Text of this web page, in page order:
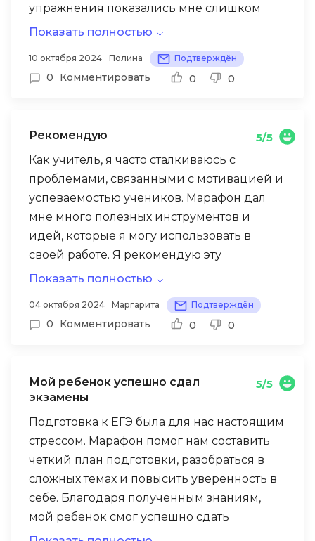
упражнения показались мне слишком
простыми для моего ребенка. Тем не
идей и советов.
Показать полностью
10 октября 2024 Полина Подтверждён
0 Комментировать 0 0
Рекомендую
5/5
Как учитель, я часто сталкиваюсь с
проблемами, связанными с мотивацией и
успеваемостью учеников. Марафон дал
мне много полезных инструментов и
идей, которые я могу использовать в
своей работе. Я рекомендую эту
программу всем родителям и учителям,
успеха в учебе.
Показать полностью
04 октября 2024 Маргарита Подтверждён
0 Комментировать 0 0
Мой ребенок успешно сдал
экзамены
5/5
Подготовка к ЕГЭ была для нас настоящим
стрессом. Марафон помог нам составить
четкий план подготовки, разобраться в
сложных темах и повысить уверенность в
себе. Благодаря полученным знаниям,
мой ребенок смог успешно сдать
экзамены и поступить в желаемый вуз.